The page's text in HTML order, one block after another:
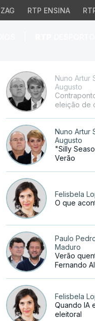
RTP ENSINA
Nuno Artur
Augusto
eleição de
Nuno Artur
Augusto
"Silly
Verão
Felisbela
O que
Paulo
Maduro
Verão
Fernando
Felisbela
Quando IA
eleitoral